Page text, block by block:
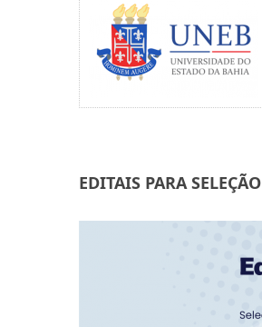
EDITAIS PARA SELEÇÃO